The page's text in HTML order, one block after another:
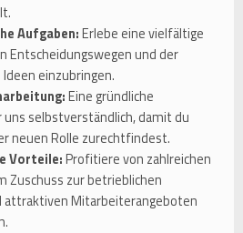
Aufgaben:Erlebe eine vielfältige
Entscheidungswegen und der
einzubringen.
Eine gründliche
selbstverständlich, damit du
neuen Rolle zurechtfindest.
Vorteile:Profitiere von zahlreichen
Zuschuss zur betrieblichen
attraktiven Mitarbeiterangeboten